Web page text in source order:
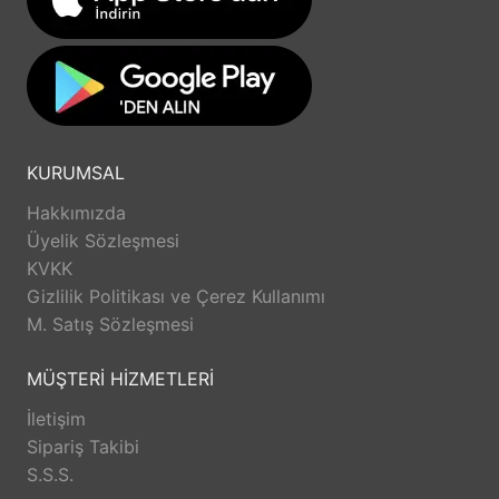
Huawei Watch GT 3 (42mm)
Huawei Watch GT 3 Elegant (42mm)
Huawei Watch GT 3 Pro Ceramic (42mm)
KURUMSAL
Hakkımızda
Üyelik Sözleşmesi
KVKK
Gizlilik Politikası ve Çerez Kullanımı
M. Satış Sözleşmesi
MÜŞTERİ HİZMETLERİ
İletişim
Sipariş Takibi
S.S.S.